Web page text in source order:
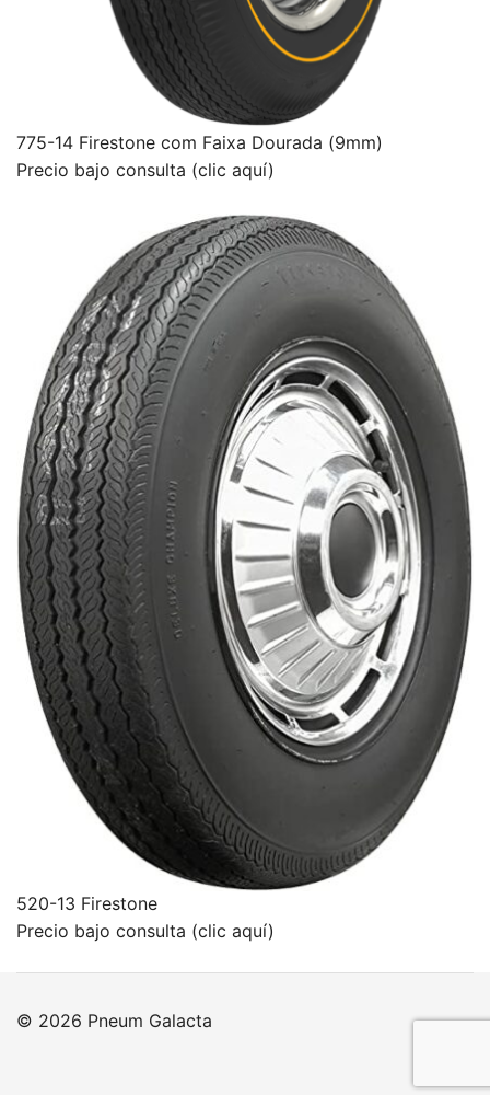
775-14 Firestone com Faixa Dourada (9mm)
Precio bajo consulta (clic aquí)
520-13 Firestone
Precio bajo consulta (clic aquí)
© 2026 Pneum Galacta